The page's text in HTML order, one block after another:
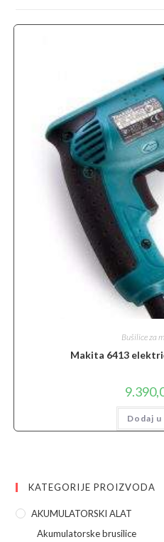
Bušilice za
Makita 6413
Dodaj
KATEGORIJE PROIZVODA
AKUMULATORSKI ALAT
Akumulatorske brusilice